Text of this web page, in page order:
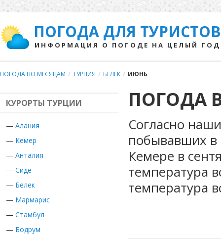
ПОГОДА ДЛЯ ТУРИСТОВ
ИНФОРМАЦИЯ О ПОГОДЕ НА ЦЕЛЫЙ ГОД
ПОГОДА ПО МЕСЯЦАМ / ТУРЦИЯ / БЕЛЕК / ИЮНЬ
КУРОРТЫ ТУРЦИИ
— Алания
— Кемер
— Анталия
— Сиде
— Белек
— Мармарис
— Стамбул
— Бодрум
ПОГОДА
Согласно
побывавших в
Кемере в
температура
температура